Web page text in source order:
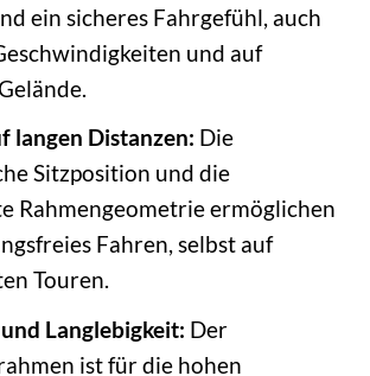
ein sicheres Fahrgefühl, auch
und auf
langen Distanzen: Die
Sitzposition und die
Rahmengeometrie ermöglichen
Fahren, selbst auf
Touren.
Langlebigkeit: Der
ist für die hohen